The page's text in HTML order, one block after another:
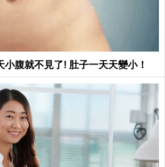
腹就不見了! 肚子一天天變小！